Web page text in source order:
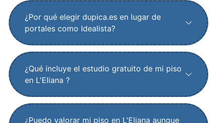
¿Por qué elegir dupica.es en lugar de
portales como Idealista?
¿Qué incluye el estudio gratuito de mi piso
en L'Eliana ?
¿Puedo valorar mi piso en L'Eliana aunque